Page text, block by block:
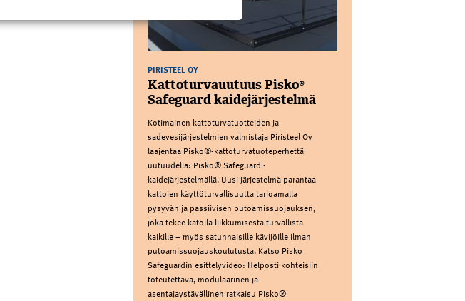
PIRISTEEL OY
Kattoturvauutuus Pisko®
Safeguard kaidejärjestelmä
Kotimainen kattoturvatuotteiden ja
sadevesijärjestelmien valmistaja Piristeel Oy
laajentaa Pisko®-kattoturvatuoteperhettä
uutuudella: Pisko® Safeguard -
kaidejärjestelmällä. Uusi järjestelmä parantaa
kattojen käyttöturvallisuutta tarjoamalla
pysyvän ja passiivisen putoamissuojauksen,
joka tekee katolla liikkumisesta turvallista
kaikille – myös satunnaisille kävijöille ilman
putoamissuojauskoulutusta. Katso Pisko
Safeguardin esittelyvideo: Helposti kohteisiin
toteutettava, modulaarinen ja
asentajaystävällinen ratkaisu Pisko®